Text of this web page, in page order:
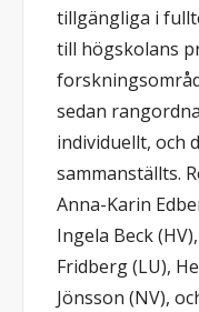
tillgängliga i
till högskolans
sedan
individuellt, och
sammanställts.
Anna-Karin
Ingela Beck
Fridberg (LU),
Jönsson (NV),